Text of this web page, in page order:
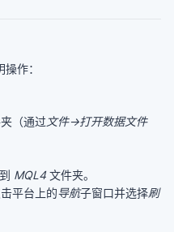
作：
（通过 文件→打开数据文件
MQL4文件夹。
平台上的导航子窗口并选择刷